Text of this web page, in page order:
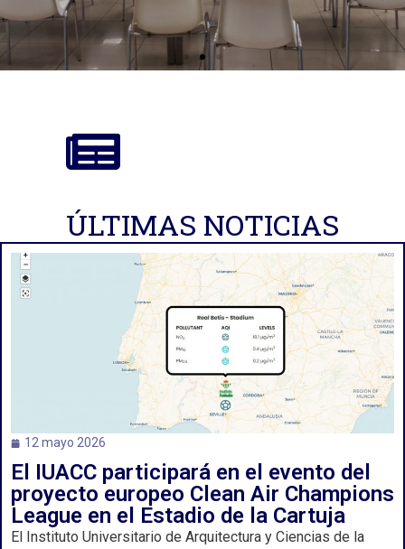
ÚLTIMAS NOTICIAS
12 mayo 2026
El IUACC participará en el evento del
proyecto europeo Clean Air Champions
League en el Estadio de la Cartuja
El Instituto Universitario de Arquitectura y Ciencias de la